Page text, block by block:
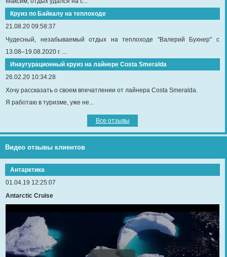
Круиз по Байкалу на теплоходе
21.08.20 09:58:37
Чудесный, незабываемый отдых на теплоходе "Валерий Бухнер" с
13.08–19.08.2020 г. ...
Инаугурационный круиз на лайнере Сosta Smeralda
26.02.20 10:34:28
Хочу рассказать о своем впечатлении от лайнера Costa Smeralda.
Я работаю в туризме, уже не...
Все отзывы
Видео отзывы клиентов
Антарктика
01.04.19 12:25:07
Antarctic Cruise